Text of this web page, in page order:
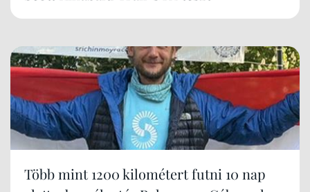
Több mint 1200 kilométert futni 10 nap